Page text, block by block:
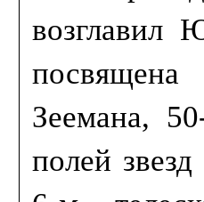
возглавил
Зеемана,
полей